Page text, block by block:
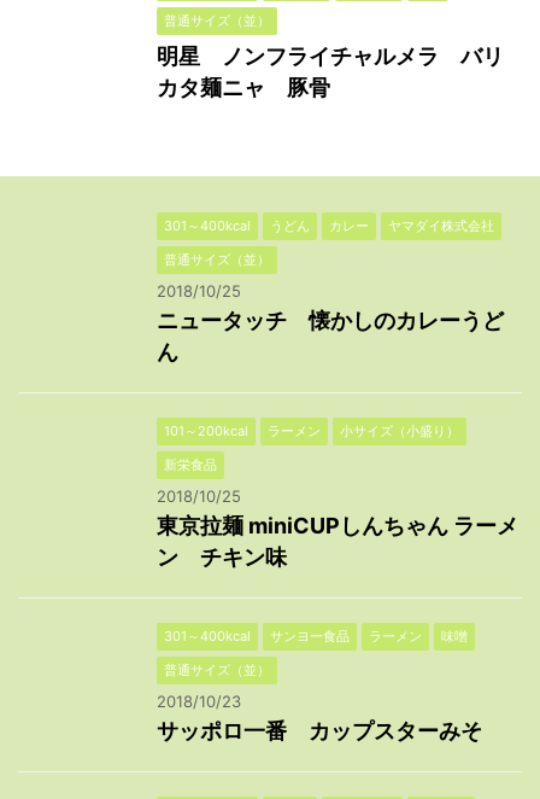
普通サイズ（並）
明星 ノンフライチャルメラ バリ
カタ麺ニャ 豚骨
301～400kcal うどん カレー
ヤマダイ株式会社
普通サイズ（並）
2018/10/25
ニュータッチ 懐かしのカレーうど
ん
101～200kcal ラーメン
小サイズ（小盛り）
新栄食品
2018/10/25
東京拉麺 miniCUPしんちゃん ラーメ
ン チキン味
301～400kcal サンヨー食品 ラーメン
味噌
普通サイズ（並）
2018/10/23
サッポロ一番 カップスターみそ